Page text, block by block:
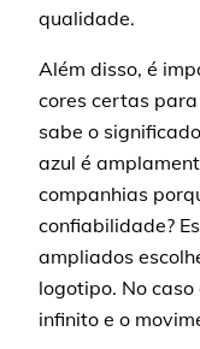
qualidade.
Além disso, é
cores certas
sabe o
azul é
companhias
confiabilidade?
ampliados
logotipo. No
infinito e o